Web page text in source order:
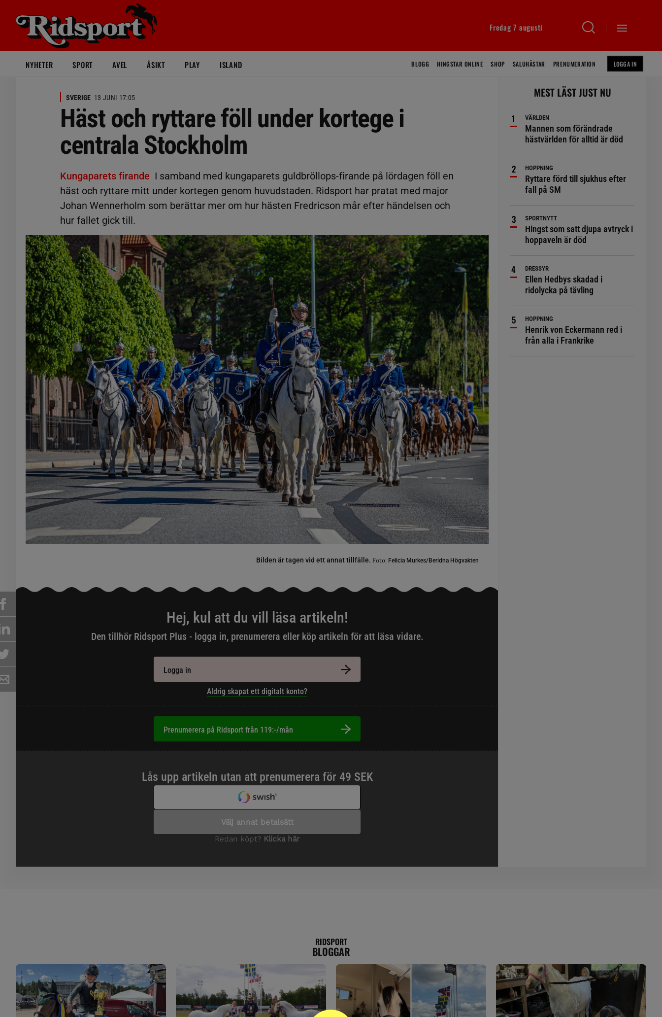
Fredag 7 augusti
NYHETER SPORT AVEL ÅSIKT PLAY ISLAND BLOGG HINGSTAR ONLINE SHOP SALUHÄSTAR PRENUMERATION LOGGA IN
SVERIGE 13 JUNI 17:05
Häst och ryttare föll under kortege i
centrala Stockholm
Kungaparets firande I samband med kungaparets guldbröllops-firande på lördagen föll en
häst och ryttare mitt under kortegen genom huvudstaden. Ridsport har pratat med major
Johan Wennerholm som berättar mer om hur hästen Fredricson mår efter händelsen och
hur fallet gick till.
Bilden är tagen vid ett annat tillfälle. Foto: Felicia Murkes/Beridna Högvakten
Hej, kul att du vill läsa artikeln!
Den tillhör Ridsport Plus - logga in, prenumerera eller köp artikeln för att läsa vidare.
Logga in
Aldrig skapat ett digitalt konto?
Prenumerera på Ridsport från 119:-/mån
MEST LÄST JUST NU
VÄRLDEN
Mannen som förändrade
hästvärlden för alltid är död
HOPPNING
Ryttare förd till sjukhus efter
fall på SM
SPORTNYTT
Hingst som satt djupa avtryck i
hoppaveln är död
DRESSYR
Ellen Hedbys skadad i
ridolycka på tävling
HOPPNING
Henrik von Eckermann red i
från alla i Frankrike
RIDSPORT
BLOGGAR